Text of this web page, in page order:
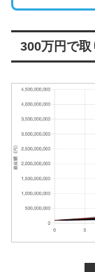
300万円で